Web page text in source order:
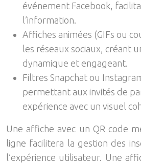
événement Facebook,
l’information.
Affiches animées (GIFs ou
les réseaux sociaux, créant
dynamique et engageant.
Filtres Snapchat ou
permettant aux invités de
expérience avec un visuel
Une affiche avec un QR code
ligne facilitera la gestion des
l’expérience utilisateur. Une